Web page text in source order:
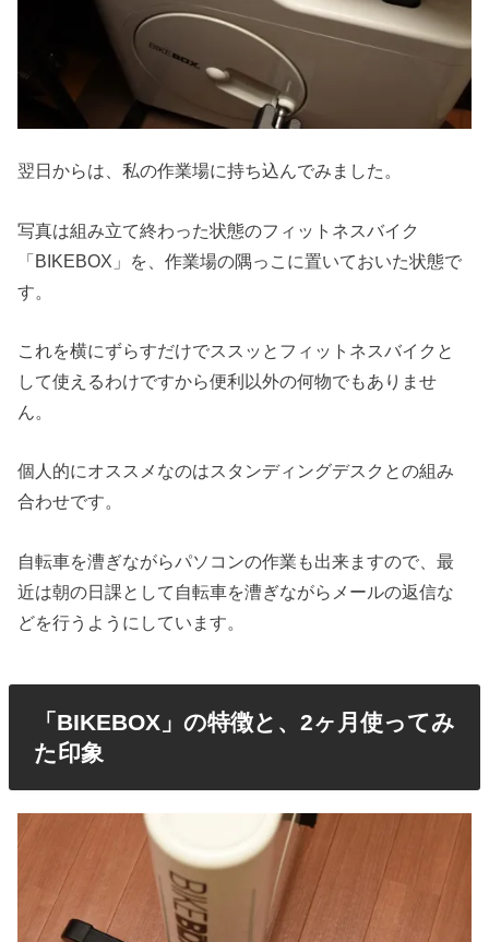
翌日からは、私の作業場に持ち込んでみました。
写真は組み立て終わった状態のフィットネスバイク
「BIKEBOX」を、作業場の隅っこに置いておいた状態で
す。
これを横にずらすだけでススッとフィットネスバイクと
して使えるわけですから便利以外の何物でもありませ
ん。
個人的にオススメなのはスタンディングデスクとの組み
合わせです。
自転車を漕ぎながらパソコンの作業も出来ますので、最
近は朝の日課として自転車を漕ぎながらメールの返信な
どを行うようにしています。
「BIKEBOX」の特徴と、2ヶ月使ってみ
た印象